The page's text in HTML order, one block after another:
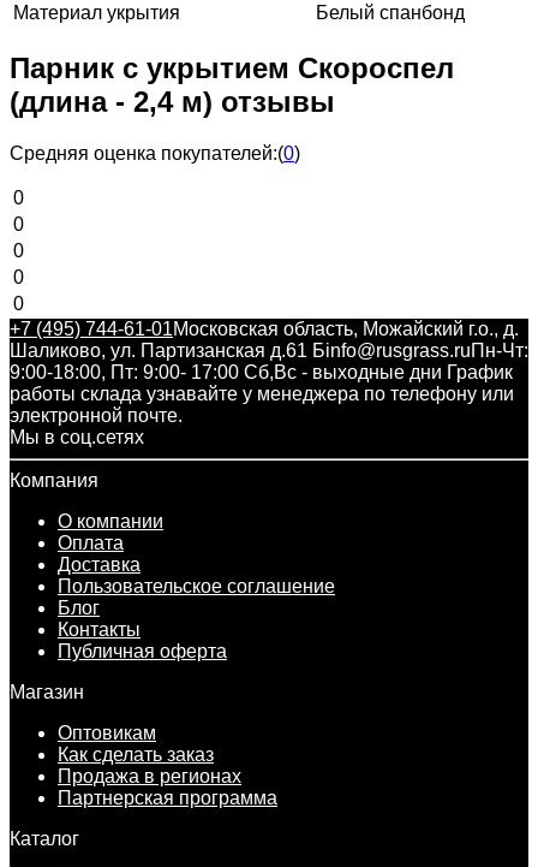
Материал укрытия
Белый спанбонд
Парник с укрытием Скороспел
(длина - 2,4 м) отзывы
Средняя оценка покупателей:(0)
0
0
0
0
0
+7 (495) 744-61-01Московская область, Можайский г.о., д.
Шаликово, ул. Партизанская д.61 Бinfo@rusgrass.ruПн-Чт:
9:00-18:00, Пт: 9:00- 17:00 Сб,Вс - выходные дни График
работы склада узнавайте у менеджера по телефону или
электронной почте.
Мы в соц.сетях
Компания
О компании
Оплата
Доставка
Пользовательское соглашение
Блог
Контакты
Публичная оферта
Магазин
Оптовикам
Как сделать заказ
Продажа в регионах
Партнерская программа
Каталог